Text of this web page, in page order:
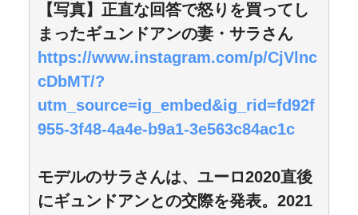
【写真】正直な回答で怒りを買ってし
まったギュンドアンの妻・サラさん
https://www.instagram.com/p/CjVlnc
cDbMT/?
utm_source=ig_embed&ig_rid=fd92f
955-3f48-4a4e-b9a1-3e563c84ac1c
モデルのサラさんは、ユーロ2020直後
にギュンドアンとの交際を発表。2021